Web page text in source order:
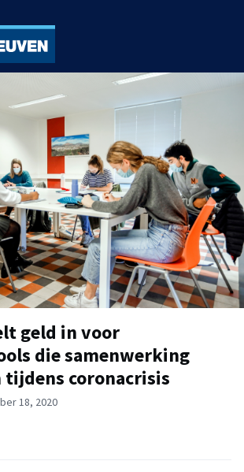
geld in voor
die samenwerking
tijdens coronacrisis
18, 2020